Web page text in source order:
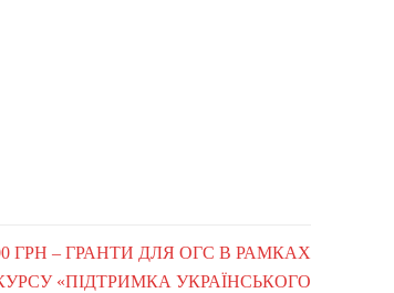
ГРН – ГРАНТИ ДЛЯ ОГС В РАМКАХ
«ПІДТРИМКА УКРАЇНСЬКОГО